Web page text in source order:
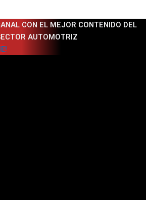
CON EL MEJOR CONTENIDO DEL
AUTOMOTRIZ